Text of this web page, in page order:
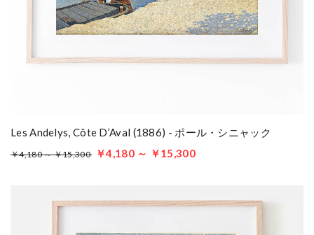
Les Andelys, Côte D’Aval (1886) - ポール・シニャック
￥4,180 ～ ￥15,300 ￥4,180 ～ ￥15,300